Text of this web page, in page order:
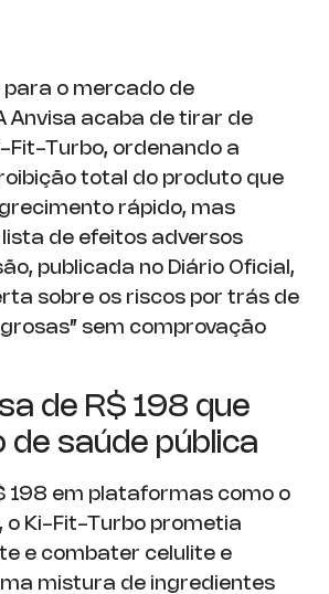
para o mercado de
Anvisa acaba de tirar de
Fit-Turbo, ordenando a
total do produto que
rápido, mas
de efeitos adversos
publicada no Diário Oficial,
sobre os riscos por trás de
sem comprovação
de R$ 198 que
de saúde pública
198 em plataformas como o
o Ki-Fit-Turbo prometia
e combater celulite e
mistura de ingredientes